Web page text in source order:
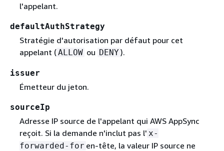
l'appelant.
defaultAuthStrategy
Stratégie d'autorisation par défaut pour cet
appelant (ALLOW ou DENY).
issuer
Émetteur du jeton.
sourceIp
Adresse IP source de l'appelant qui AWS AppSync
reçoit. Si la demande n'inclut pas l' x-
forwarded-for en-tête, la valeur IP source ne